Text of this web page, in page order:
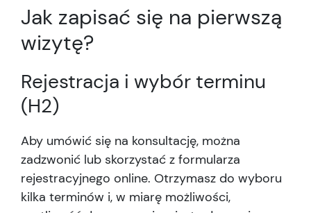
Jak zapisać się na pierwszą
wizytę?
Rejestracja i wybór terminu
(H2)
Aby umówić się na konsultację, można
zadzwonić lub skorzystać z formularza
rejestracyjnego online. Otrzymasz do wyboru
kilka terminów i, w miarę możliwości,